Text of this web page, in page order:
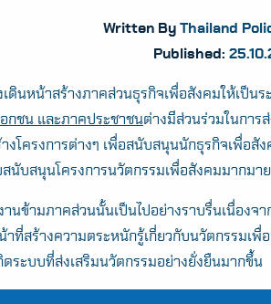
A A A
Written By Thailand
Published:
เดินหน้าสร้างภาคส่วนธุรกิจเพื่อสังคมให้เป็น
กชน และภาคประชาชนต่างมีส่วนร่วมในการ
างโครงการต่างๆ เพื่อสนับสนุนนักธุรกิจเพื่อ
สนับสนุนโครงการนวัตกรรมเพื่อสังคมมากมาย
านข้ามภาคส่วนนั้นเป็นไปอย่างราบรื่นเนื่องจ
าที่สร้างความตระหนักรู้เกี่ยวกับนวัตกรรมเ
ดระบบที่ส่งเสริมนวัตกรรมอย่างยั่งยืนมากขึ้น